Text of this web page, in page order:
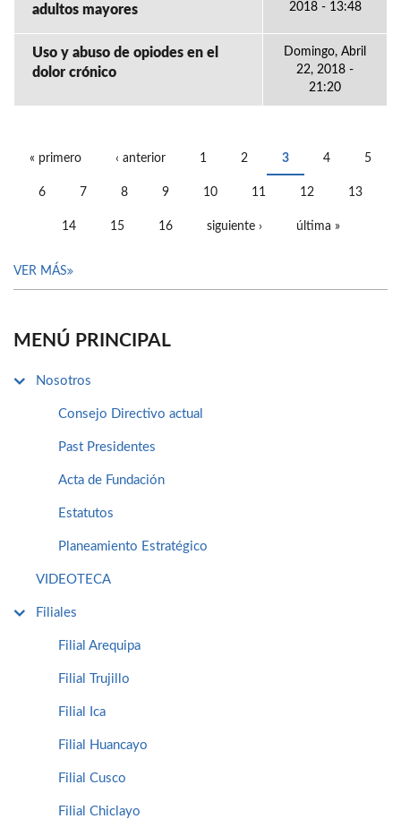
adultos mayores
2018 - 13:48
Uso y abuso de opiodes en el
dolor crónico
Domingo, Abril
22, 2018 -
21:20
« primero ‹ anterior 1 2 3 4 5
6 7 8 9 10 11 12 13
14 15 16 siguiente › última »
VER MÁS
MENÚ PRINCIPAL
Nosotros
Consejo Directivo actual
Past Presidentes
Acta de Fundación
Estatutos
Planeamiento Estratégico
VIDEOTECA
Filiales
Filial Arequipa
Filial Trujillo
Filial Ica
Filial Huancayo
Filial Cusco
Filial Chiclayo